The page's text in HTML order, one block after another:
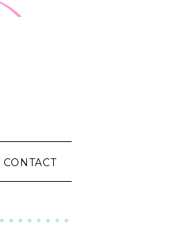
CONTACT